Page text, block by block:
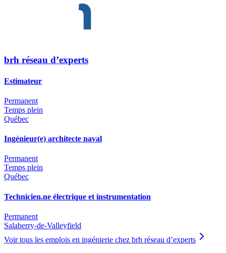
brh réseau d’experts
Estimateur
Permanent
Temps plein
Québec
Ingénieur(e) architecte naval
Permanent
Temps plein
Québec
Technicien.ne électrique et instrumentation
Permanent
Salaberry-de-Valleyfield
Voir tous les emplois en ingénierie chez brh réseau d’experts